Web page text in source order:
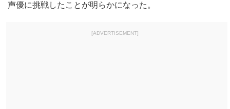
声優に挑戦したことが明らかになった。
[ADVERTISEMENT]